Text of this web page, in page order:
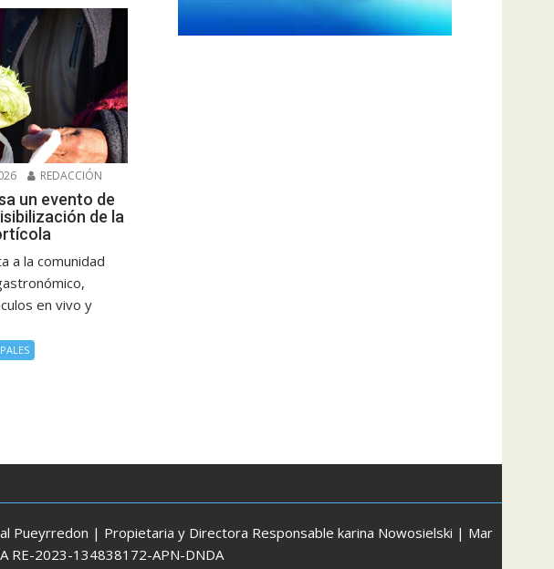
REDACCIÓN
un evento de
de la
a la comunidad
en vivo y
Pueyrredon | Propietaria y Directora Responsable karina Nowosielski | Mar
RE-2023-134838172-APN-DNDA